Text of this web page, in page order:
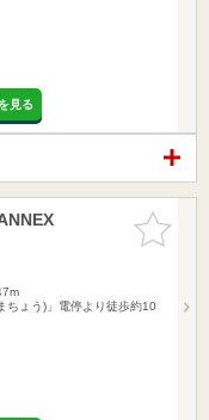
見る
お気に入
りに追加
ちょう)」電停より徒歩約10